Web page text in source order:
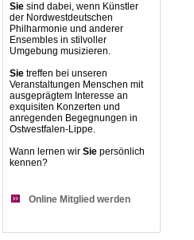
Sie sind dabei, wenn Künstler
der Nordwestdeutschen
Philharmonie und anderer
Ensembles in stilvoller
Umgebung musizieren.
Sie treffen bei unseren
Veranstaltungen Menschen mit
ausgeprägtem Interesse an
exquisiten Konzerten und
anregenden Begegnungen in
Ostwestfalen-Lippe.
Wann lernen wir Sie persönlich
kennen?
Online Mitglied werden